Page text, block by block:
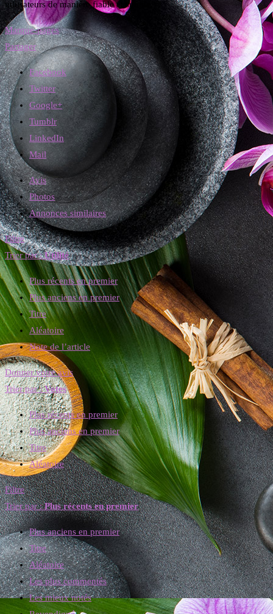
utilisateurs de manière fiable et subtile.
Marque-pages
Partager
Facebook
Twitter
Google+
Tumblr
LinkedIn
Mail
Avis
Photos
Annonces similaires
Filtre
Trier par :Utilité
Plus récents en premier
Plus anciens en premier
Titre
Aléatoire
Note de l’article
Donner votre avis
Trier par :Votes
Plus récents en premier
Plus anciens en premier
Titre
Aléatoire
Filtre
Trier par :Plus récents en premier
Plus anciens en premier
Titre
Aléatoire
Les plus commentés
Les mieux notés